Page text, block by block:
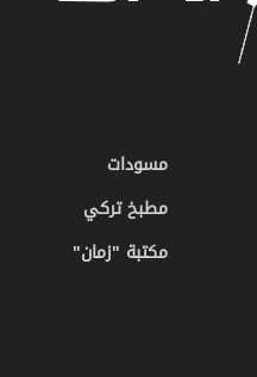
مسودات
مطبخ تركي
مكتبة "زمان"